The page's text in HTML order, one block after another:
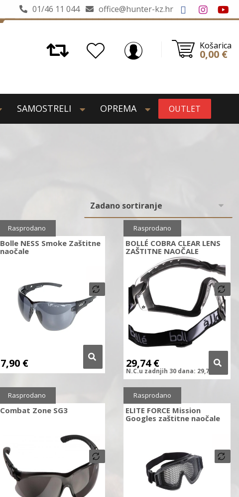
office@hunter-kz.hr
01/46 11 044
Košarica
0,00 €
SAMOSTRELI OPREMA OUTLET
Bolle NESS Smoke Zaštitne
naočale
7,90 €
Rasprodano Sniženo 10%
BOLLÉ COBRA CLEAR LENS
ZAŠTITNE NAOČALE
29,74€
N.C.u zadnjih 30 dana: 29,74
Rasprodano
Combat Zone SG3
Rasprodano
ELITE FORCE Mission
Googles zaštitne naočale
Rasprodano